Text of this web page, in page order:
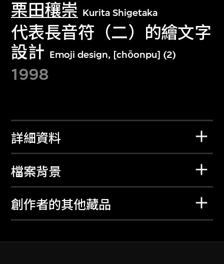
栗田穰崇 Kurita Shigetaka
代表長音符（二）的繪文字
設計 Emoji design, [chōonpu] (2)
1998
詳細資料
檔案背景
創作者的其他藏品